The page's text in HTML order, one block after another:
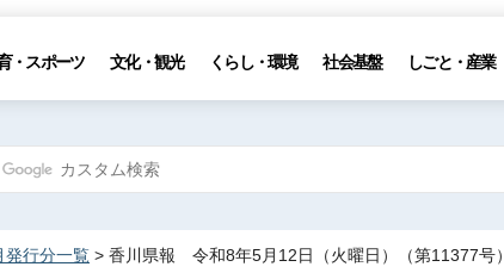
・スポーツ 文化・観光 くらし・環境 社会基盤 しごと・産業
発行分一覧 > 香川県報 令和8年5月12日（火曜日）（第11377号）